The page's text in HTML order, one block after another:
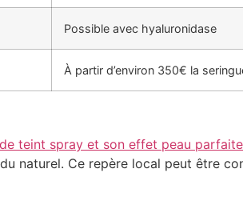
Possible avec hyaluronidase
À partir d’environ 350€ la
teint spray et son effet peau parfaite
naturel. Ce repère local peut être